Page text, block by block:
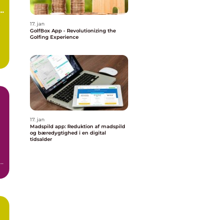
17. jan
GolfBox App - Revolutionizing the
Golfing Experience
17. jan
Madspild app: Reduktion af madspild
og bæredygtighed i en digital
tidsalder